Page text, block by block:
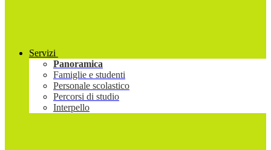
Servizi
Panoramica
Famiglie e studenti
Personale scolastico
Percorsi di studio
Interpello